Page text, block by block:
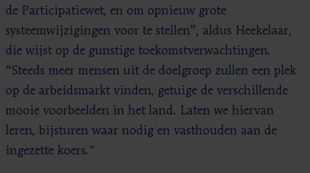
de Participatiewet, en om opnieuw grote
systeemwijzigingen voor te stellen”, aldus Heekelaar,
die wijst op de gunstige toekomstverwachtingen.
“Steeds meer mensen uit de doelgroep zullen een plek
op de arbeidsmarkt vinden, getuige de verschillende
mooie voorbeelden in het land. Laten we hiervan
leren, bijsturen waar nodig en vasthouden aan de
ingezette koers."